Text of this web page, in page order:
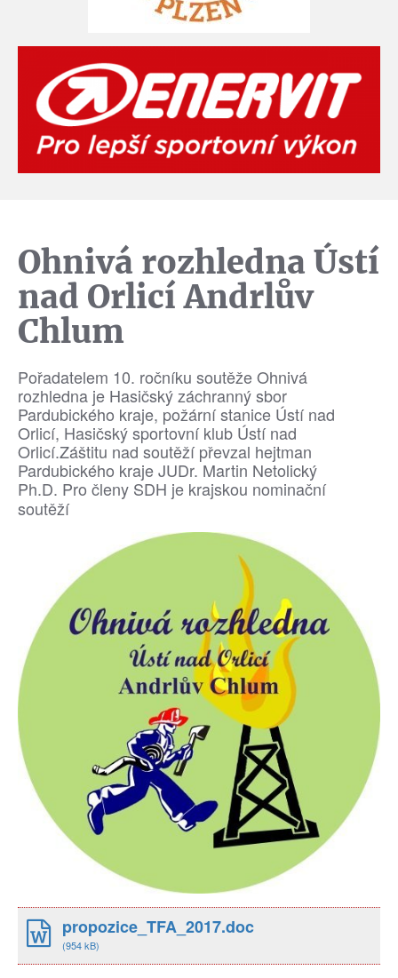
Ohnivá rozhledna Ústí
nad Orlicí Andrlův
Chlum
Pořadatelem 10. ročníku soutěže Ohnivá
rozhledna je Hasičský záchranný sbor
Pardubického kraje, požární stanice Ústí nad
Orlicí, Hasičský sportovní klub Ústí nad
Orlicí.Záštitu nad soutěží převzal hejtman
Pardubického kraje JUDr. Martin Netolický
Ph.D. Pro členy SDH je krajskou nominační
soutěží​
propozice_TFA_2017.doc
(954 kB)